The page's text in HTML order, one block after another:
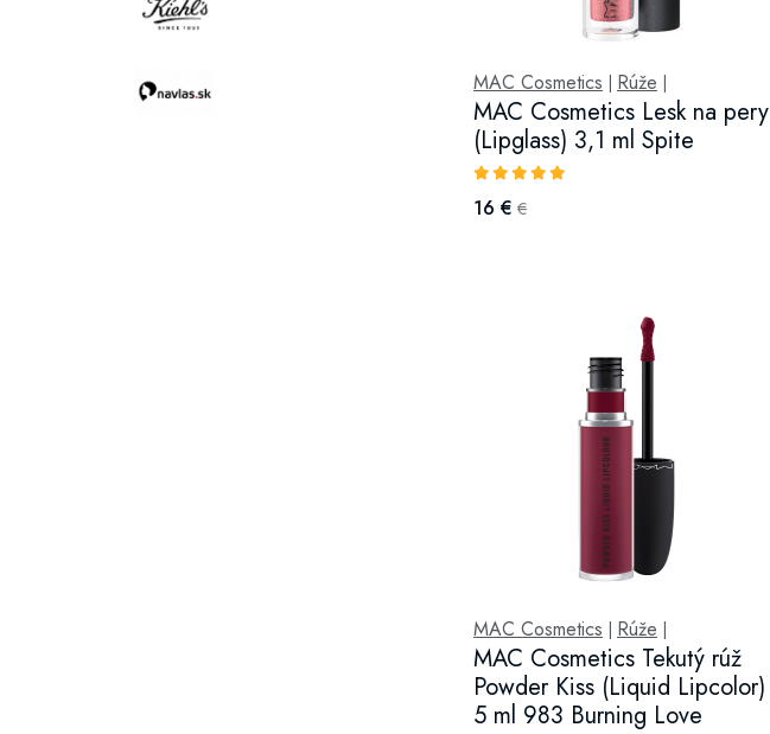
MAC Cosmetics Rúže
MAC Cosmetics Lesk na pery
(Lipglass) 3,1 ml Spite
16 € €
MAC Cosmetics Rúže
MAC Cosmetics Tekutý rúž
Powder Kiss (Liquid Lipcolor)
5 ml 983 Burning Love